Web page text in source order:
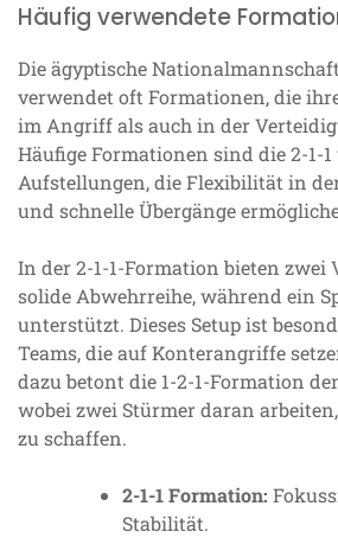
Häufig verwendete
Die ägyptische
verwendet oft Formationen, die
im Angriff als auch in der
Häufige Formationen sind die 2-1-1
Aufstellungen, die Flexibilität in
und schnelle Übergänge
In der 2-1-1-Formation bieten zwei
solide Abwehrreihe, während ein
unterstützt. Dieses Setup ist
Teams, die auf Konterangriffe
dazu betont die 1-2-1-Formation
wobei zwei Stürmer daran
zu schaffen.
2-1-1 Formation:
Stabilität.